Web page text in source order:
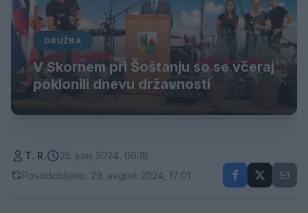
DRUŽBA
V Skornem pri Šoštanju so se včeraj
poklonili dnevu državnosti
T. R.
25. junij 2024, 09:18
Posodobljeno: 29. avgust 2024, 17:01